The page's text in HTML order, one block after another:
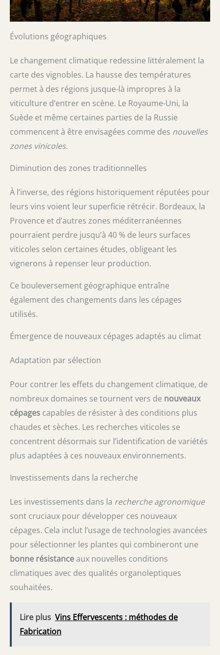
Évolutions géographiques
Le changement climatique redessine littéralement la
carte des vignobles. La hausse des températures
permet à des régions jusque-là impropres à la
viticulture d’entrer en scène. Le Royaume-Uni, la
Suède et même certaines parties de la Russie
commencent à être envisagées comme des nouvelles
zones vinicoles.
Diminution des zones traditionnelles
À l’inverse, des régions historiquement réputées pour
leurs vins voient leur superficie rétrécir. Bordeaux, la
Provence et d’autres zones méditerranéennes
pourraient perdre jusqu’à 40 % de leurs surfaces
viticoles selon certaines études, obligeant les
vignerons à repenser leur production.
Ce bouleversement géographique entraîne
également des changements dans les cépages
utilisés.
Émergence de nouveaux cépages adaptés au climat
Adaptation par sélection
Pour contrer les effets du changement climatique, de
nombreux domaines se tournent vers de nouveaux
cépages capables de résister à des conditions plus
chaudes et sèches. Les recherches viticoles se
concentrent désormais sur l’identification de variétés
plus adaptées à ces nouveaux environnements.
Investissements dans la recherche
Les investissements dans la recherche agronomique
sont cruciaux pour développer ces nouveaux
cépages. Cela inclut l’usage de technologies avancées
pour sélectionner les plantes qui combineront une
bonne résistanceaux nouvelles conditions
climatiques avec des qualités organoleptiques
souhaitées.
Lire plus Vins Effervescents : méthodes de
Fabrication